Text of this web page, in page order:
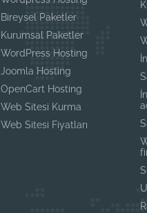
Bireysel Paketler
Kurumsal Paketler
WordPress Hosting
Joomla Hosting
OpenCart Hosting
Web Sitesi Kurma
Web Sitesi Fiyatları